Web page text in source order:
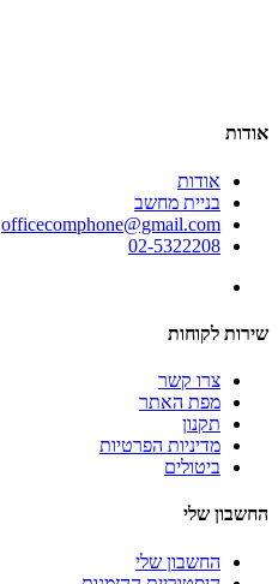
אודות
אודות
בניית מחשב
officecomphone@gmail.com
02-5322208
שירות לקוחות
צרו קשר
מפת האתר
תקנון
מדיניות הפרטיות
ביטולים
החשבון שלי
החשבון שלי